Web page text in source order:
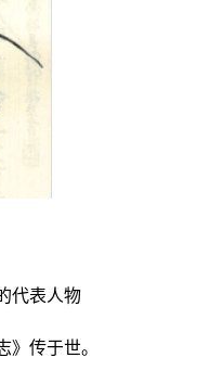
代表人物
》传于世。